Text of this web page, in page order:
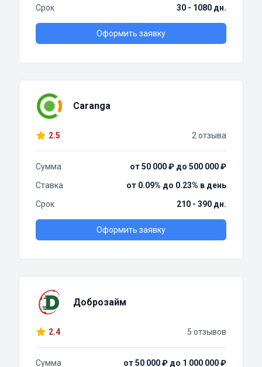
Срок
30 - 1080 дн.
Оформить заявку
Caranga
2.5 2 отзыва
Сумма
от 50 000 ₽ до 500 000 ₽
Ставка
от 0.09% до 0.23% в день
Срок
210 - 390 дн.
Оформить заявку
Доброзайм
2.4 5 отзывов
Сумма от 50 000 ₽ до 1 000 000 ₽